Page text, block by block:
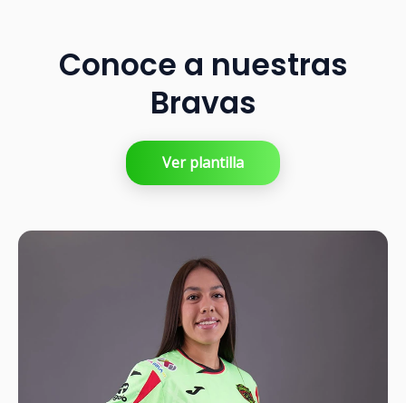
Conoce a nuestras
Bravas
Ver plantilla